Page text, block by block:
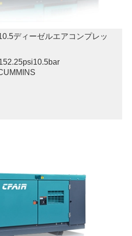
ディーゼルエアコンプレッ
10.5bar